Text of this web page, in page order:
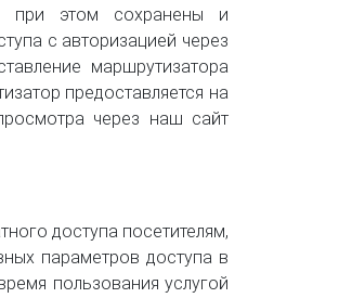
при этом сохранены и
с авторизацией через
маршрутизатора
предоставляется на
через наш сайт
доступа посетителям,
параметров доступа в
пользования услугой